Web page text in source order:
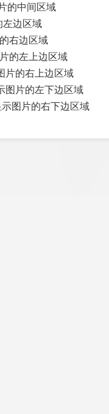
的中间区域
左边区域
右边区域
的左上边区域
片的右上边区域
图片的左下边区域
图片的右下边区域